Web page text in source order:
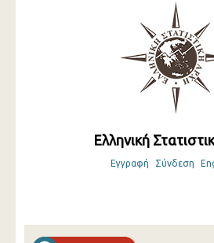
Ελληνική
Εγγραφή Σύνδεση